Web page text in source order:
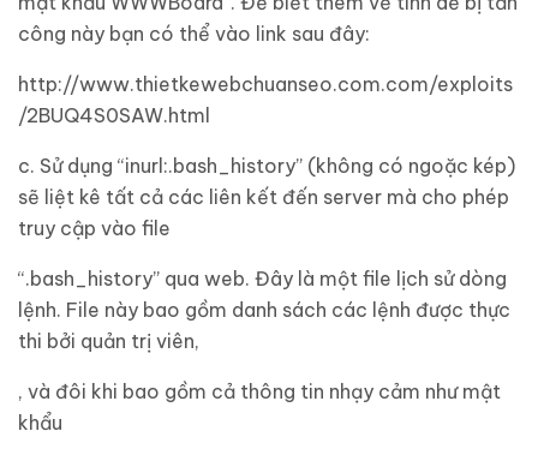
công này bạn có thể vào link sau đây:
http://www.thietkewebchuanseo.com.com/exploits
/2BUQ4S0SAW.html
c. Sử dụng “inurl:.bash_history” (không có ngoặc kép)
sẽ liệt kê tất cả các liên kết đến server mà cho phép
truy cập vào file
“.bash_history” qua web. Đây là một file lịch sử dòng
lệnh. File này bao gồm danh sách các lệnh được thực
thi bởi quản trị viên,
, và đôi khi bao gồm cả thông tin nhạy cảm như mật
khẩu